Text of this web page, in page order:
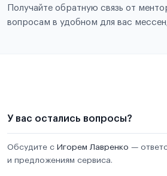
Получайте обратную связь от
вопросам в удобном для вас
У вас остались вопросы?
Обсудите с Игорем Лавренко —
и предложениям сервиса.